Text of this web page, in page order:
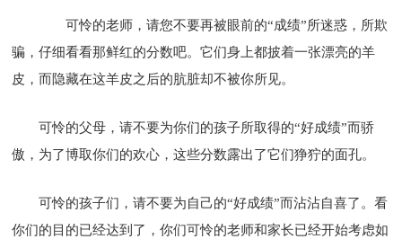
可怜的老师，请您不要再被眼前的“成绩”所迷惑，所欺
骗，仔细看看那鲜红的分数吧。它们身上都披着一张漂亮的羊
皮，而隐藏在这羊皮之后的肮脏却不被你所见。
可怜的父母，请不要为你们的孩子所取得的“好成绩”而骄
傲，为了博取你们的欢心，这些分数露出了它们狰狞的面孔。
可怜的孩子们，请不要为自己的“好成绩”而沾沾自喜了。看
你们的目的已经达到了，你们可怜的老师和家长已经开始考虑如